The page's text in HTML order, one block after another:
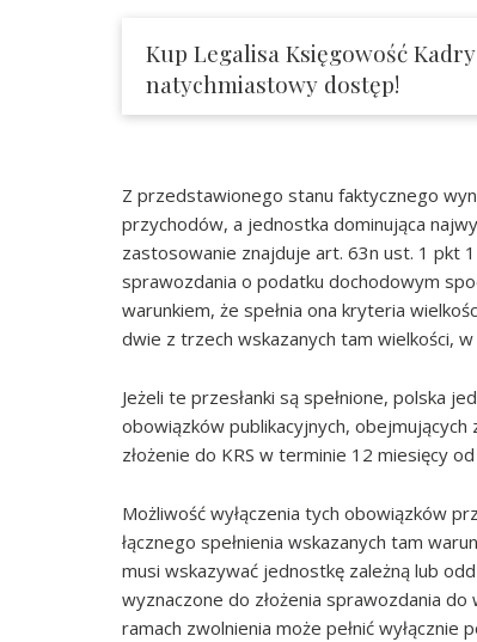
Kup Legalisa Księgowość
natychmiastowy dostęp!
Z przedstawionego stanu faktycznego
przychodów, a jednostka dominująca
zastosowanie znajduje art. 63n ust. 1 pkt
sprawozdania o podatku dochodowym
warunkiem, że spełnia ona kryteria
dwie z trzech wskazanych tam wielkości,
Jeżeli te przesłanki są spełnione, polska
obowiązków publikacyjnych,
złożenie do KRS w terminie 12 miesięcy
Możliwość wyłączenia tych obowiązków
łącznego spełnienia wskazanych tam
musi wskazywać jednostkę zależną lub
wyznaczone do złożenia sprawozdania
ramach zwolnienia może pełnić